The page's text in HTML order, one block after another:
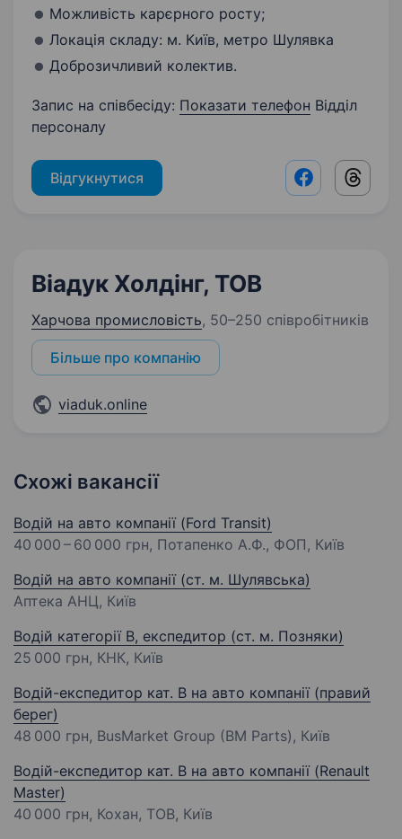
Можливість карєрного росту;
Локація складу: м. Київ, метро Шулявка
Доброзичливий колектив.
Запис на співбесіду: Показати телефон Відділ
персоналу
Відгукнутися Facebook
Віадук Холдінг, ТОВ
Харчова промисловість, 50–250 співробітників
Більше про компанію
viaduk.online
Схожі вакансії
Водій на авто компанії (Ford Transit)
40 000 – 60 000 грн, Потапенко А.Ф., ФОП, Київ
Водій на авто компанії (ст. м. Шулявська)
Аптека АНЦ, Київ
Водій категорії В, експедитор (ст. м. Позняки)
25 000 грн, КНК, Київ
Водій-експедитор кат. В на авто компанії (правий
берег)
48 000 грн, BusMarket Group (BM Parts), Київ
Водій-експедитор кат. B на авто компанії (Renault
Master)
40 000 грн, Кохан, ТОВ, Київ